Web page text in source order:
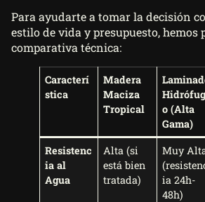
Para ayudarte a tomar la decisión
estilo de vida y presupuesto, hemos
comparativa técnica:
Caracterí
stica
Madera
Maciza
Tropical
o (Alta
Gama)
Resistenc
ia al
Agua
Alta (si
está bien
tratada)
Muy
ia 24h-
48h)